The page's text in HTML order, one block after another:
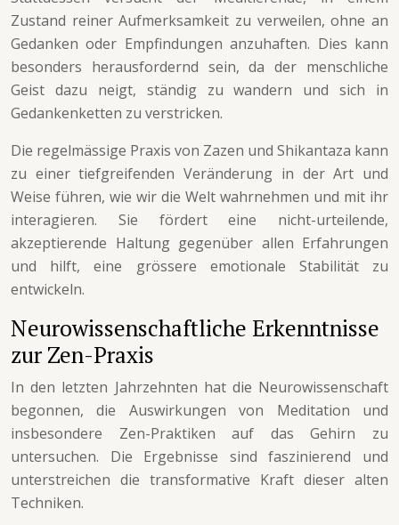
Zustand reiner Aufmerksamkeit zu verweilen, ohne an
Gedanken oder Empfindungen anzuhaften. Dies kann
besonders herausfordernd sein, da der menschliche
Geist dazu neigt, ständig zu wandern und sich in
Gedankenketten zu verstricken.
Die regelmässige Praxis von Zazen und Shikantaza kann
zu einer tiefgreifenden Veränderung in der Art und
Weise führen, wie wir die Welt wahrnehmen und mit ihr
interagieren. Sie fördert eine nicht-urteilende,
akzeptierende Haltung gegenüber allen Erfahrungen
und hilft, eine grössere emotionale Stabilität zu
entwickeln.
Neurowissenschaftliche Erkenntnisse
zur Zen-Praxis
In den letzten Jahrzehnten hat die Neurowissenschaft
begonnen, die Auswirkungen von Meditation und
insbesondere Zen-Praktiken auf das Gehirn zu
untersuchen. Die Ergebnisse sind faszinierend und
unterstreichen die transformative Kraft dieser alten
Techniken.